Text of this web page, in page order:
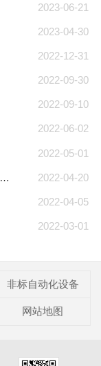
2023-06-21
2023-04-30
2022-12-31
2022-09-30
2022-09-10
2022-06-02
2022-05-01
2022-04-20
谷雨过后再无寒，人间芳菲已向暖，今日谷雨
2022-04-05
2022-03-01
非标自动化设备
网站地图